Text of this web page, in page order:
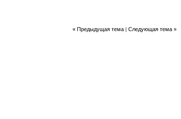
« Предыдущая тема| Следующая тема »